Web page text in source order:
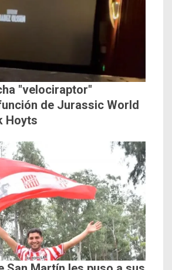
"velociraptor"
de Jurassic World
Hoyts